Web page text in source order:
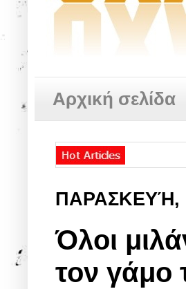
Αρχική σελίδα
ΠΑΡΑΣΚΕΥΉ,
Όλοι
τον γάμο